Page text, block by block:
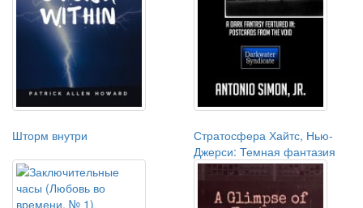
Шторм внутри
Стратосфера Хайтс, Нью-
Джерси: Темная фантазия